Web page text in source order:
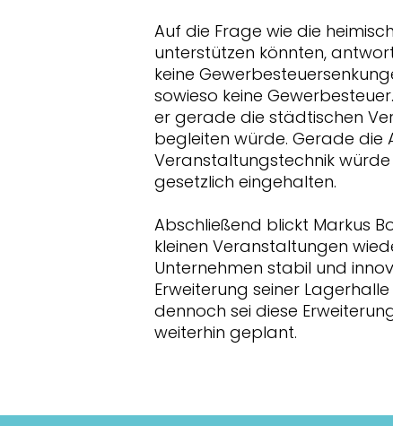
Auf die Frage wie die
unterstützen könnten,
keine
sowieso keine
er gerade die städtischen
begleiten würde. Gerade die
Veranstaltungstechnik
gesetzlich eingehalten.
Abschließend blickt Markus
kleinen Veranstaltungen
Unternehmen stabil und
Erweiterung seiner
dennoch sei diese
weiterhin geplant.